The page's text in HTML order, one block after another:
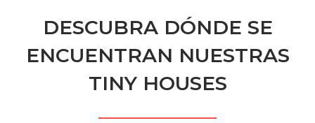
DESCUBRA DÓNDE SE
ENCUENTRAN NUESTRAS
TINY HOUSES